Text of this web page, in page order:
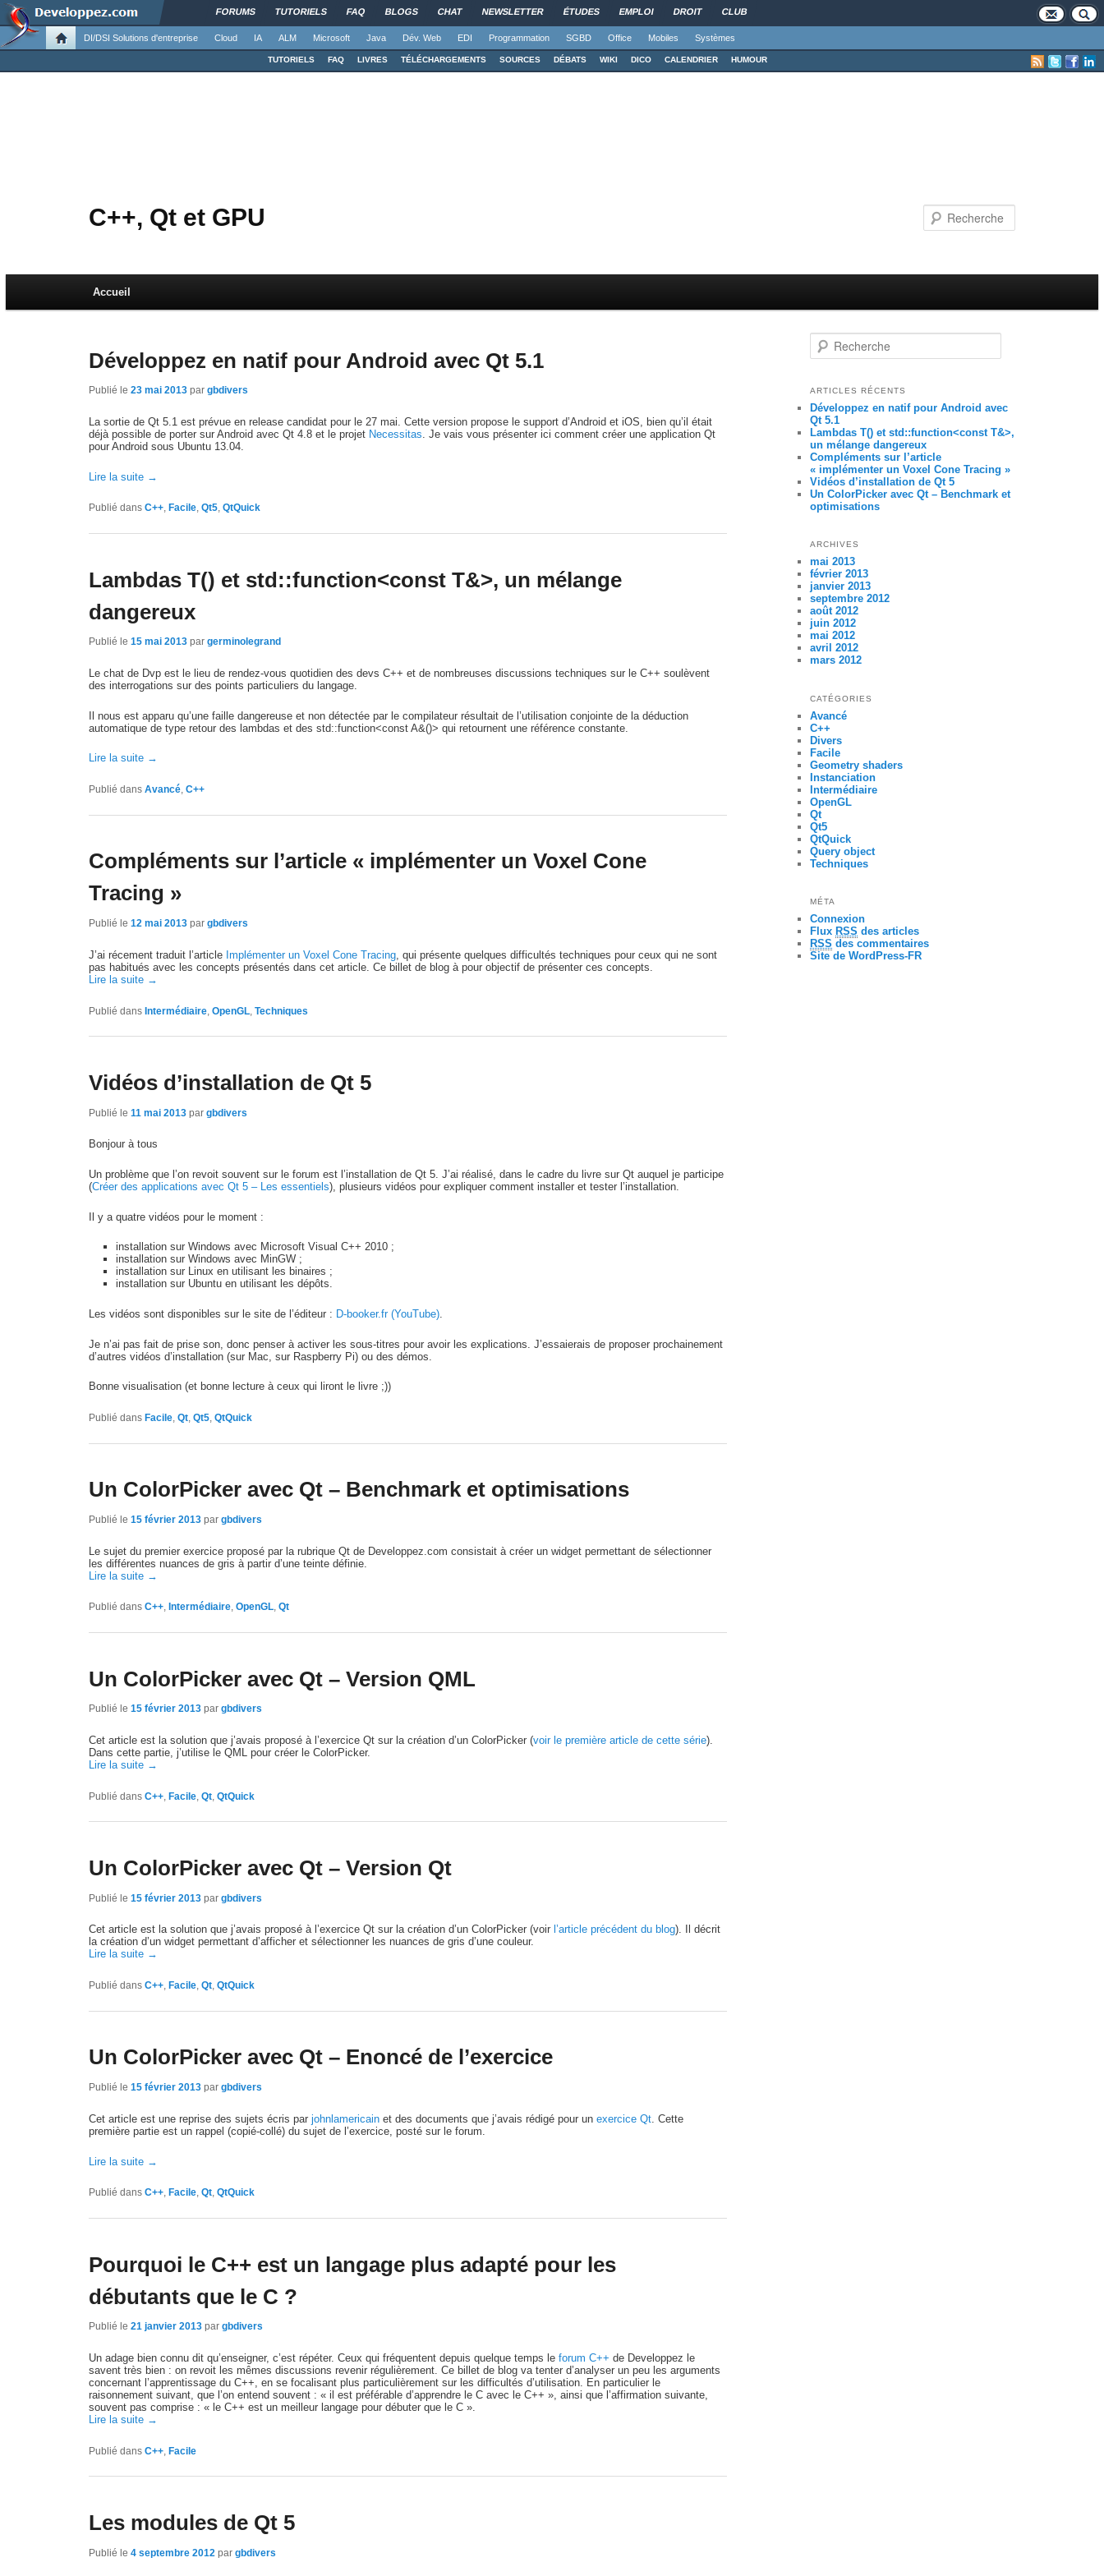
FORUMS TUTORIELS FAQ BLOGS CHAT NEWSLETTER ÉTUDES EMPLOI DROIT CLUB
DI/DSI Solutions d'entreprise Cloud IA ALM Microsoft Java Dév. Web EDI Programmation SGBD Office Mobiles Systèmes
TUTORIELS FAQ LIVRES TÉLÉCHARGEMENTS SOURCES DÉBATS WIKI DICO CALENDRIER HUMOUR
C++, Qt et GPU
Aller au contenu principal
Aller au contenu secondaire
Accueil
Développez en natif pour Android avec Qt 5.1
Publié le 23 mai 2013 par gbdivers
La sortie de Qt 5.1 est prévue en release candidat pour le 27 mai. Cette version propose le support d’Android et iOS, bien qu’il était
déjà possible de porter sur Android avec Qt 4.8 et le projet Necessitas. Je vais vous présenter ici comment créer une application Qt
pour Android sous Ubuntu 13.04.
Lire la suite →
Publié dans C++, Facile, Qt5, QtQuick
Lambdas T() et std::function<const T&>, un mélange
dangereux
Publié le 15 mai 2013 par germinolegrand
Le chat de Dvp est le lieu de rendez-vous quotidien des devs C++ et de nombreuses discussions techniques sur le C++ soulèvent
des interrogations sur des points particuliers du langage.
Il nous est apparu qu’une faille dangereuse et non détectée par le compilateur résultait de l’utilisation conjointe de la déduction
automatique de type retour des lambdas et des std::function<const A&()> qui retournent une référence constante.
Lire la suite →
Publié dans Avancé, C++
Compléments sur l’article « implémenter un Voxel Cone
Tracing »
Publié le 12 mai 2013 par gbdivers
J’ai récement traduit l’article Implémenter un Voxel Cone Tracing, qui présente quelques difficultés techniques pour ceux qui ne sont
pas habitués avec les concepts présentés dans cet article. Ce billet de blog à pour objectif de présenter ces concepts.
Lire la suite →
Publié dans Intermédiaire, OpenGL, Techniques
Vidéos d’installation de Qt 5
Publié le 11 mai 2013 par gbdivers
Bonjour à tous
Un problème que l’on revoit souvent sur le forum est l’installation de Qt 5. J’ai réalisé, dans le cadre du livre sur Qt auquel je participe
(Créer des applications avec Qt 5 – Les essentiels), plusieurs vidéos pour expliquer comment installer et tester l’installation.
Il y a quatre vidéos pour le moment :
installation sur Windows avec Microsoft Visual C++ 2010 ;
installation sur Windows avec MinGW ;
installation sur Linux en utilisant les binaires ;
installation sur Ubuntu en utilisant les dépôts.
Les vidéos sont disponibles sur le site de l’éditeur : D-booker.fr (YouTube).
Je n’ai pas fait de prise son, donc penser à activer les sous-titres pour avoir les explications. J’essaierais de proposer prochainement
d’autres vidéos d’installation (sur Mac, sur Raspberry Pi) ou des démos.
Bonne visualisation (et bonne lecture à ceux qui liront le livre ;))
Publié dans Facile, Qt, Qt5, QtQuick
Un ColorPicker avec Qt – Benchmark et optimisations
Publié le 15 février 2013 par gbdivers
Le sujet du premier exercice proposé par la rubrique Qt de Developpez.com consistait à créer un widget permettant de sélectionner
les différentes nuances de gris à partir d’une teinte définie.
Lire la suite →
Publié dans C++, Intermédiaire, OpenGL, Qt
Un ColorPicker avec Qt – Version QML
Publié le 15 février 2013 par gbdivers
Cet article est la solution que j’avais proposé à l’exercice Qt sur la création d’un ColorPicker (voir le première article de cette série).
Dans cette partie, j’utilise le QML pour créer le ColorPicker.
Lire la suite →
Publié dans C++, Facile, Qt, QtQuick
Un ColorPicker avec Qt – Version Qt
Publié le 15 février 2013 par gbdivers
Cet article est la solution que j’avais proposé à l’exercice Qt sur la création d’un ColorPicker (voir l’article précédent du blog). Il décrit
la création d’un widget permettant d’afficher et sélectionner les nuances de gris d’une couleur.
Lire la suite →
Publié dans C++, Facile, Qt, QtQuick
Un ColorPicker avec Qt – Enoncé de l’exercice
Publié le 15 février 2013 par gbdivers
Cet article est une reprise des sujets écris par johnlamericainet des documents que j’avais rédigé pour un exercice Qt. Cette
première partie est un rappel (copié-collé) du sujet de l’exercice, posté sur le forum.
Lire la suite →
Publié dans C++, Facile, Qt, QtQuick
Pourquoi le C++ est un langage plus adapté pour les
débutants que le C ?
Publié le 21 janvier 2013 par gbdivers
Un adage bien connu dit qu’enseigner, c’est répéter. Ceux qui fréquentent depuis quelque temps le forum C++ de Developpez le
savent très bien : on revoit les mêmes discussions revenir régulièrement. Ce billet de blog va tenter d’analyser un peu les arguments
concernant l’apprentissage du C++, en se focalisant plus particulièrement sur les difficultés d’utilisation. En particulier le
raisonnement suivant, que l’on entend souvent : « il est préférable d’apprendre le C avec le C++ », ainsi que l’affirmation suivante,
souvent pas comprise : « le C++ est un meilleur langage pour débuter que le C ».
Lire la suite →
Publié dans C++, Facile
Les modules de Qt 5
Publié le 4 septembre 2012 par gbdivers
Recherche
ARTICLES RÉCENTS
Développez en natif pour Android avec
Qt 5.1
Lambdas T() et std::function<const T&>,
un mélange dangereux
Compléments sur l’article
« implémenter un Voxel Cone Tracing »
Vidéos d’installation de Qt 5
Un ColorPicker avec Qt – Benchmark et
optimisations
ARCHIVES
mai 2013
février 2013
janvier 2013
septembre 2012
août 2012
juin 2012
mai 2012
avril 2012
mars 2012
CATÉGORIES
Avancé
C++
Divers
Facile
Geometry shaders
Instanciation
Intermédiaire
OpenGL
Qt
Qt5
QtQuick
Query object
Techniques
MÉTA
Connexion
Flux RSS des articles
RSS des commentaires
Site de WordPress-FR